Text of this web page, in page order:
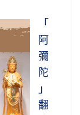
「
阿
彌
陀
」
翻